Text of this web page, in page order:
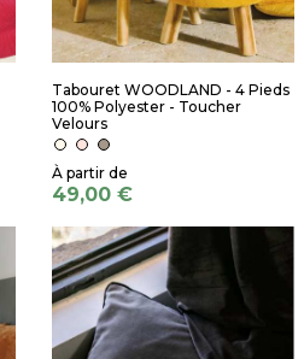
Tabouret WOODLAND - 4 Pieds
100% Polyester - Toucher
Velours
49,00 €